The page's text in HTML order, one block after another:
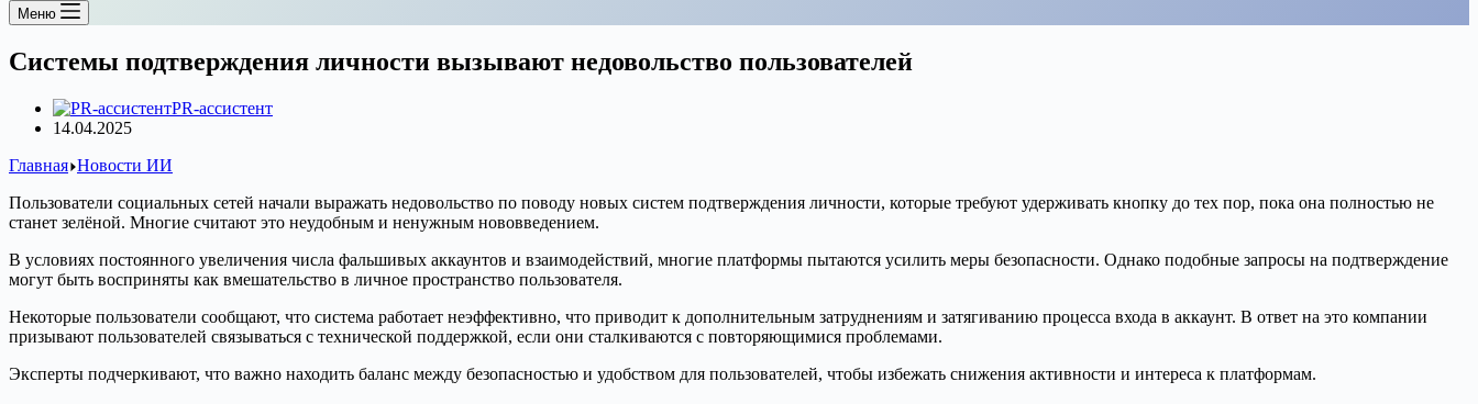
Меню
Системы подтверждения личности вызывают недовольство пользователей
PR-ассистент
14.04.2025
Главная Новости ИИ
Пользователи социальных сетей начали выражать недовольство по поводу новых систем подтверждения личности, которые требуют удерживать кнопку до тех пор, пока она полностью не
станет зелёной. Многие считают это неудобным и ненужным нововведением.
В условиях постоянного увеличения числа фальшивых аккаунтов и взаимодействий, многие платформы пытаются усилить меры безопасности. Однако подобные запросы на подтверждение
могут быть восприняты как вмешательство в личное пространство пользователя.
Некоторые пользователи сообщают, что система работает неэффективно, что приводит к дополнительным затруднениям и затягиванию процесса входа в аккаунт. В ответ на это компании
призывают пользователей связываться с технической поддержкой, если они сталкиваются с повторяющимися проблемами.
Эксперты подчеркивают, что важно находить баланс между безопасностью и удобством для пользователей, чтобы избежать снижения активности и интереса к платформам.